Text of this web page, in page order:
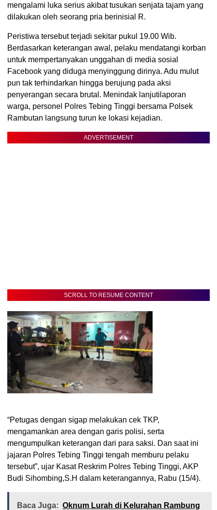
mengalami luka serius akibat tusukan senjata tajam yang
dilakukan oleh seorang pria berinisial R.
Peristiwa tersebut terjadi sekitar pukul 19.00 Wib.
Berdasarkan keterangan awal, pelaku mendatangi korban
untuk mempertanyakan unggahan di media sosial
Facebook yang diduga menyinggung dirinya. Adu mulut
pun tak terhindarkan hingga berujung pada aksi
penyerangan secara brutal. Menindak lanjutilaporan
warga, personel Polres Tebing Tinggi bersama Polsek
Rambutan langsung turun ke lokasi kejadian.
ADVERTISEMENT
SCROLL TO RESUME CONTENT
“Petugas dengan sigap melakukan cek TKP,
mengamankan area dengan garis polisi, serta
mengumpulkan keterangan dari para saksi. Dan saat ini
jajaran Polres Tebing Tinggi tengah memburu pelaku
tersebut”, ujar Kasat Reskrim Polres Tebing Tinggi, AKP
Budi Sihombing,S.H dalam keterangannya, Rabu (15/4).
Baca Juga: Oknum Lurah di Kelurahan Rambung